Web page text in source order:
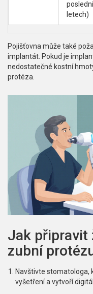
letech)
Pojišťovna může také
implantát. Pokud je
nedostatečné kostní
protéza.
Jak připravit
zubní
Navštivte stomatologa,
vyšetření a vytvoří